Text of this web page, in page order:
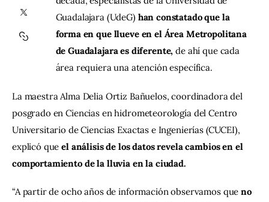
Contacto
Guadalajara (UdeG) han constatado que la
forma en que llueve en el Área Metropolitana
de Guadalajara es diferente, de ahí que cada
área requiera una atención específica.
La maestra Alma Delia Ortiz Bañuelos, coordinadora del
posgrado en Ciencias en hidrometeorología del Centro
Universitario de Ciencias Exactas e Ingenierías (CUCEI),
explicó que el análisis de los datos revela cambios en el
comportamiento de la lluvia en la ciudad.
“A partir de ocho años de información observamos que no